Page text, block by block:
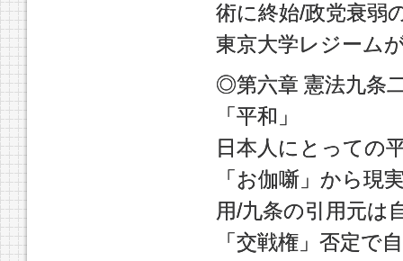
術に終始/政党衰弱
東京大学レジーム
◎第六章 憲法九条
「平和」
日本人にとっての
「お伽噺」から現
用/九条の引用元は
「交戦権」否定で